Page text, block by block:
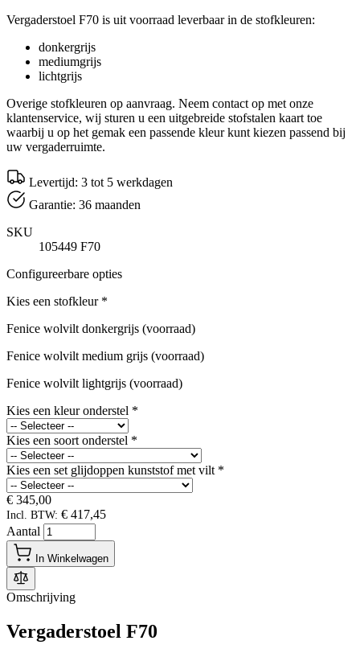
Vergaderstoel F70 is uit voorraad leverbaar in de stofkleuren:
donkergrijs
mediumgrijs
lichtgrijs
Overige stofkleuren op aanvraag. Neem contact op met onze
klantenservice, wij sturen u een uitgebreide stofstalen kaart toe
waarbij u op het gemak een passende kleur kunt kiezen passend bij
uw vergaderruimte.
Levertijd: 3 tot 5 werkdagen
Garantie: 36 maanden
SKU
105449 F70
Configureerbare opties
Kies een stofkleur *
Fenice wolvilt donkergrijs (voorraad)
Fenice wolvilt medium grijs (voorraad)
Fenice wolvilt lightgrijs (voorraad)
Kies een kleur onderstel *
Kies een soort onderstel *
Kies een set glijdoppen kunststof met vilt *
€ 345,00
Incl. BTW: € 417,45
Aantal
In Winkelwagen
Omschrijving
Vergaderstoel F70